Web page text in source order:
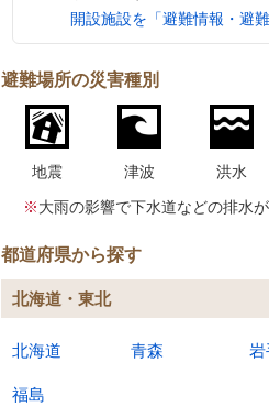
開設施設を「避難情報・避
避難場所の災害種別
地震 津波 洪水
※大雨の影響で下水道などの排水
都道府県から探す
北海道・東北
北海道 青森 岩
福島